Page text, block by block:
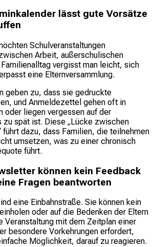
lässt gute Vorsätze
Schulveranstaltungen
Arbeit, außerschulischen
vergisst man leicht, sich
eine Elternversammlung.
geben zu, dass sie gedruckte
und Anmeldezettel gehen oft in
oder liegen vergessen auf der
zu spät ist. Diese „Lücke zwischen
führt dazu, dass Familien, die teilnehmen
umsetzen, was zu einer chronisch
führt.
können kein Feedback
Fragen beantworten
eine Einbahnstraße. Sie können kein
oder auf die Bedenken der Eltern
Veranstaltung mit dem Zeitplan einer
besondere Vorkehrungen erfordert,
Möglichkeit, darauf zu reagieren.